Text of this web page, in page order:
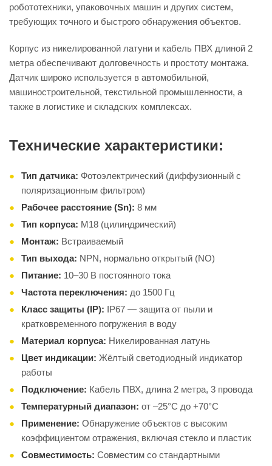
робототехники, упаковочных машин и других систем,
требующих точного и быстрого обнаружения объектов.
Корпус из никелированной латуни и кабель ПВХ длиной 2
метра обеспечивают долговечность и простоту монтажа.
Датчик широко используется в автомобильной,
машиностроительной, текстильной промышленности, а
также в логистике и складских комплексах.
Технические характеристики:
Тип датчика: Фотоэлектрический (диффузионный с
поляризационным фильтром)
Рабочее расстояние (Sn): 8 мм
Тип корпуса: M18 (цилиндрический)
Монтаж: Встраиваемый
Тип выхода: NPN, нормально открытый (NO)
Питание: 10–30 В постоянного тока
Частота переключения: до 1500 Гц
Класс защиты (IP): IP67 — защита от пыли и
кратковременного погружения в воду
Материал корпуса: Никелированная латунь
Цвет индикации: Жёлтый светодиодный индикатор
работы
Подключение: Кабель ПВХ, длина 2 метра, 3 провода
Температурный диапазон: от –25°C до +70°C
Применение: Обнаружение объектов с высоким
коэффициентом отражения, включая стекло и пластик
Совместимость: Совместим со стандартными